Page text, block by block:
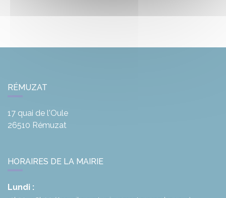
RÉMUZAT
17 quai de l'Oule
26510 Rémuzat
HORAIRES DE LA MAIRIE
Lundi :